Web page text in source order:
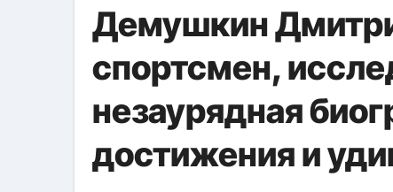
Демушкин
спортсмен,
незаурядная
достижения и